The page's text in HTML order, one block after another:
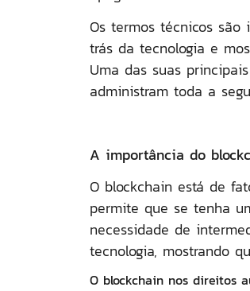
Os termos técnicos
trás da tecnologia e
Uma das suas
administram toda a
A importância do
O blockchain está de
permite que se tenha
necessidade de
tecnologia, mostrando
O blockchain nos direitos